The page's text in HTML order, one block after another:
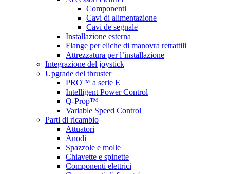
Componenti
Cavi di alimentazione
Cavi de segnale
Installazione esterna
Flange per eliche di manovra retrattili
Attrezzatura per l’installazione
Integrazione del joystick
Upgrade del thruster
PRO™ a serie E
Intelligent Power Control
Q-Prop™
Variable Speed Control
Parti di ricambio
Attuatori
Anodi
Spazzole e molle
Chiavette e spinette
Componenti elettrici